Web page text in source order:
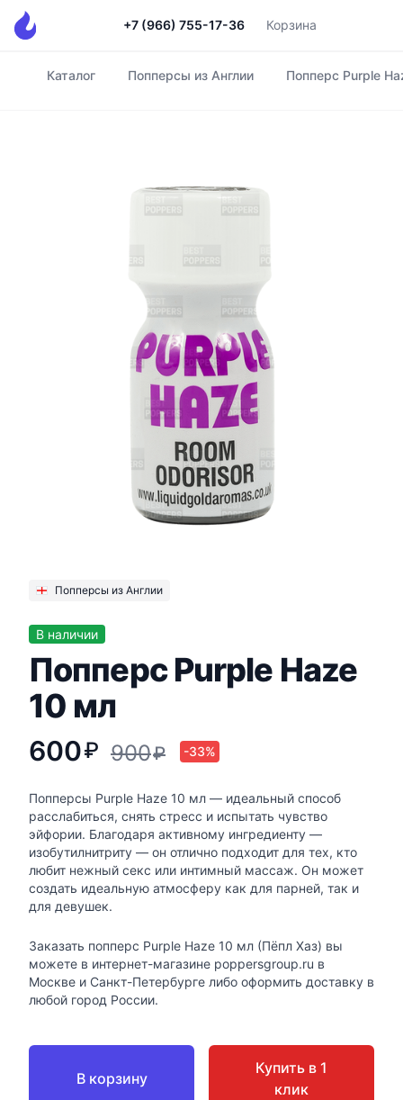
+7 (966) 755-17-36 Корзина
Главная
Каталог Попперсы из Англии Попперс Purple
Попперсы из Англии
В наличии
Попперс Purple Haze
10 мл
600₽ 900₽ -33%
Попперсы Purple Haze 10 мл — идеальный способ
расслабиться, снять стресс и испытать чувство
эйфории. Благодаря активному ингредиенту —
изобутилнитриту — он отлично подходит для тех, кто
любит нежный секс или интимный массаж. Он может
создать идеальную атмосферу как для парней, так и
для девушек.
Заказать попперс Purple Haze 10 мл (Пёпл Хаз) вы
можете в интернет-магазине poppersgroup.ru в
Москве и Санкт-Петербурге либо оформить доставку в
любой город России.
В корзину
Купить в 1
клик